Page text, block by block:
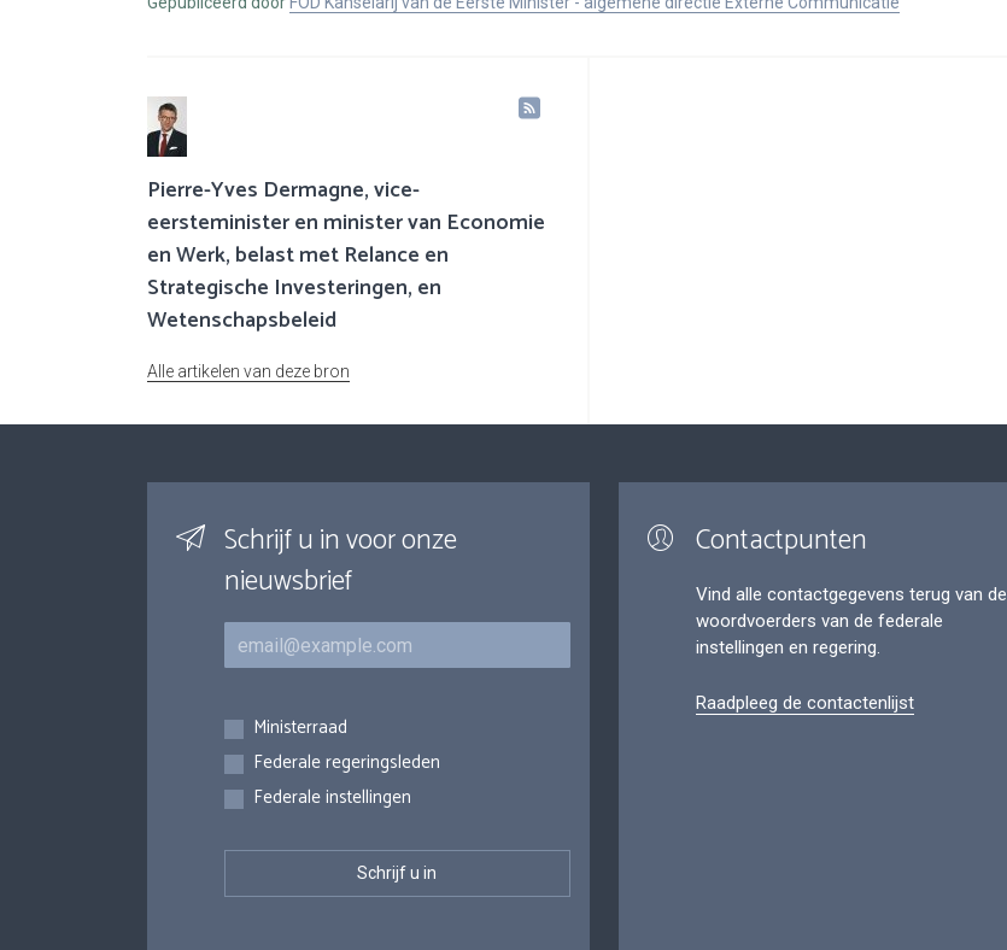
Pierre-Yves Dermagne, vice-
eersteminister en minister van Economie
en Werk, belast met Relance en
Strategische Investeringen, en
Wetenschapsbeleid
Alle artikelen van deze bron
Schrijf u in voor onze
nieuwsbrief
E-mail
Inschrijvingen
Ministerraad
Federale regeringsleden
Federale instellingen
Contactpunten
Vind alle contactgegevens terug van de
woordvoerders van de federale
instellingen en regering.
Raadpleeg de contactenlijst